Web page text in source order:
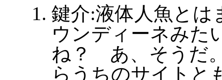
鍵介:液体人魚と
ウンディーネみた
ね？ あ、そうだ
らうちのサイトと